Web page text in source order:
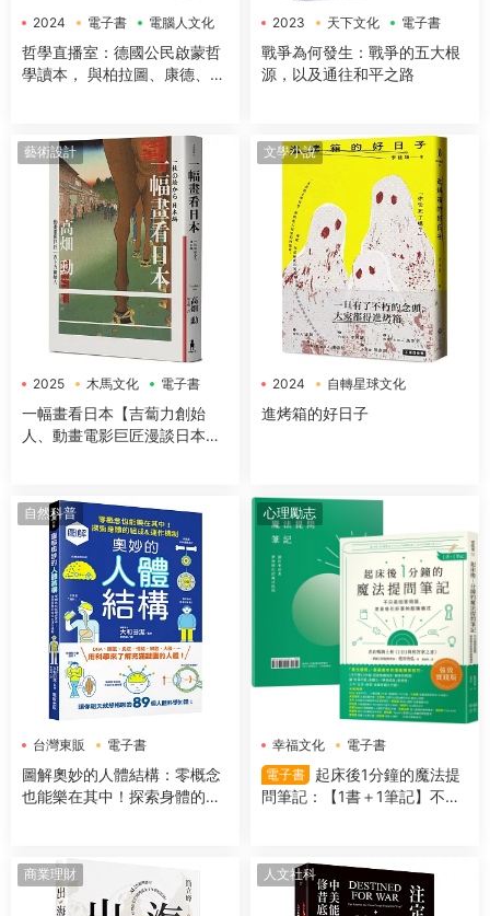
2024 電子書 電腦人文化
哲學直播室：德國公民啟蒙哲
學讀本， 與柏拉圖、康德、亞
2023 天下文化 電子書
戰爭為何發生：戰爭的五大根
源，以及通往和平之路
藝術設計
2025 木馬文化 電子書
一幅畫看日本【吉蔔力創始
人、動畫電影巨匠漫談日本傳
文學小說
2024
自轉星球文化
電子書
進烤箱的好日子
自然科普
台灣東販 電子書
圖解奧妙的人體結構：零概念
也能樂在其中！探索身體的組
心理勵志
幸福文化
電子書
電子書
起床後1分鐘的魔法提
問筆記：【1書＋1筆記】不隻
商業理財 人文社科